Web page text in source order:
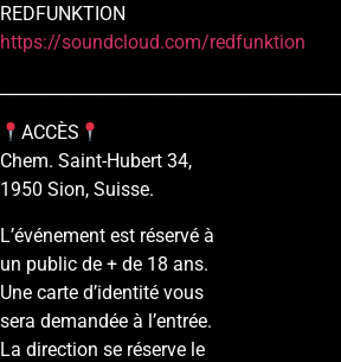
REDFUNKTION
https://soundcloud.com/redfunktion
ACCÈS
Chem. Saint-Hubert 34,
1950 Sion, Suisse.
L’événement est réservé à
un public de + de 18 ans.
Une carte d’identité vous
sera demandée à l’entrée.
La direction se réserve le